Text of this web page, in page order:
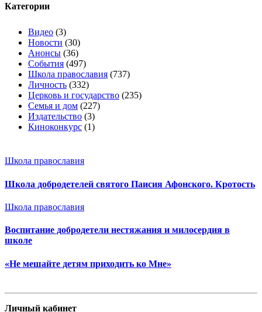
Категории
Видео (3)
Новости (30)
Анонсы (36)
События (497)
Школа православия (737)
Личность (332)
Церковь и государство (235)
Семья и дом (227)
Издательство (3)
Киноконкурс (1)
Школа православия
Школа добродетелей святого Паисия Афонского. Кротость
Школа православия
Воспитание добродетели нестяжания и милосердия в
школе
«Не мешайте детям приходить ко Мне»
Личный кабинет